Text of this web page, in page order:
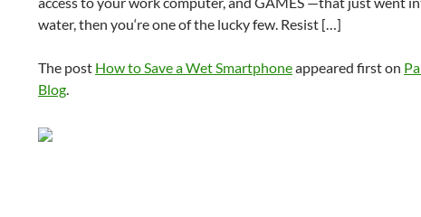
water, then you‘re one of the lucky few. Resist […]
The post How to Save a Wet Smartphoneappeared first on
Blog.